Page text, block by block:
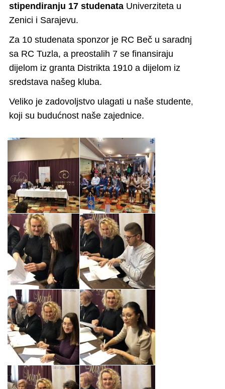
stipendiranju 17 studenata Univerziteta u
Zenici i Sarajevu.
Za 10 studenata sponzor je RC Beč u saradnji
sa RC Tuzla, a preostalih 7 se finansiraju
dijelom iz granta Distrikta 1910 a dijelom iz
sredstava našeg kluba.
Veliko je zadovoljstvo ulagati u naše studente,
koji su budućnost naše zajednice.